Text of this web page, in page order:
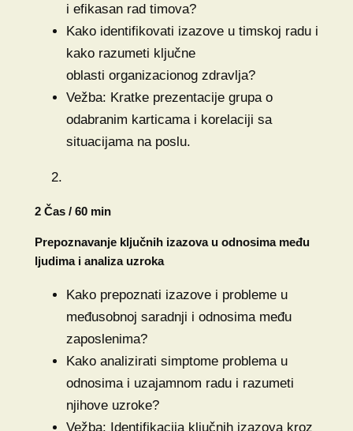
i efikasan rad timova?
Kako identifikovati izazove u timskoj radu i
kako razumeti ključne
oblasti organizacionog zdravlja?
Vežba: Kratke prezentacije grupa o
odabranim karticama i korelaciji sa
situacijama na poslu.
2 Čas / 60 min
Prepoznavanje ključnih izazova u odnosima među
ljudima i analiza uzroka
Kako prepoznati izazove i probleme u
međusobnoj saradnji i odnosima među
zaposlenima?
Kako analizirati simptome problema u
odnosima i uzajamnom radu i razumeti
njihove uzroke?
Vežba: Identifikacija ključnih izazova kroz